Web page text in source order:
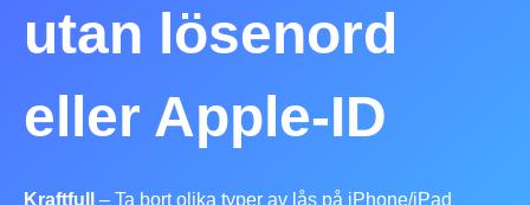
utan lösenord
eller Apple-ID
Kraftfull
– Ta bort olika typer av lås på iPhone/iPad